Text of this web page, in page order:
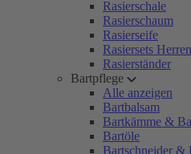
Rasierschale
Rasierschaum
Rasierseife
Rasiersets Herren
Rasierständer
Bartpflege
Alle anzeigen
Bartbalsam
Bartkämme &
Bartöle
Bartschneider &